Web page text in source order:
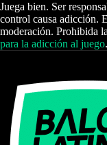
Juega bien. Ser
control causa adicción.
moderación. Prohibida
para la adicción al juego.